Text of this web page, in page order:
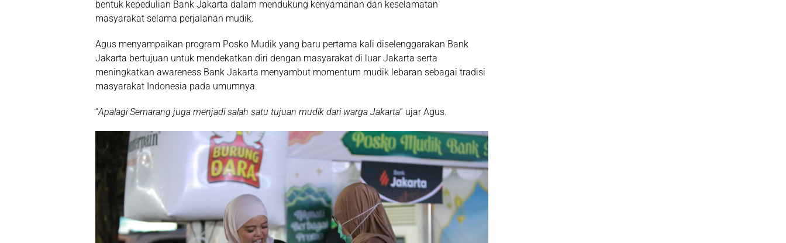
bentuk kepedulian Bank Jakarta dalam mendukung kenyamanan dan keselamatan
masyarakat selama perjalanan mudik.
Agus menyampaikan program Posko Mudik yang baru pertama kali diselenggarakan Bank
Jakarta bertujuan untuk mendekatkan diri dengan masyarakat di luar Jakarta serta
meningkatkan awareness Bank Jakarta menyambut momentum mudik lebaran sebagai tradisi
masyarakat Indonesia pada umumnya.
“Apalagi Semarang juga menjadi salah satu tujuan mudik dari warga Jakarta” ujar Agus.